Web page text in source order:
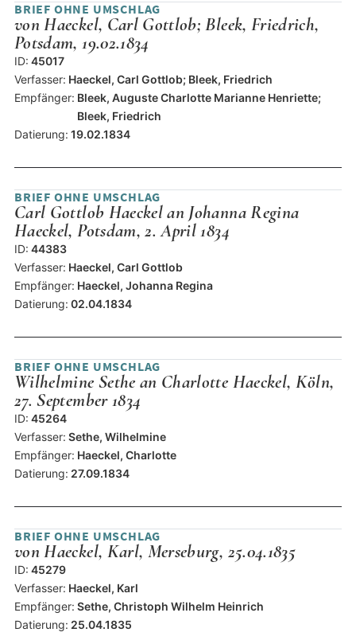
BRIEF OHNE UMSCHLAG
von Haeckel, Carl Gottlob; Bleek, Friedrich,
Potsdam, 19.02.1834
ID: 45017
Verfasser: Haeckel, Carl Gottlob; Bleek, Friedrich
Empfänger: Bleek, Auguste Charlotte Marianne Henriette;
Bleek, Friedrich
Datierung: 19.02.1834
BRIEF OHNE UMSCHLAG
Carl Gottlob Haeckel an Johanna Regina
Haeckel, Potsdam, 2. April 1834
ID: 44383
Verfasser: Haeckel, Carl Gottlob
Empfänger: Haeckel, Johanna Regina
Datierung: 02.04.1834
BRIEF OHNE UMSCHLAG
Wilhelmine Sethe an Charlotte Haeckel, Köln,
27. September 1834
ID: 45264
Verfasser: Sethe, Wilhelmine
Empfänger: Haeckel, Charlotte
Datierung: 27.09.1834
BRIEF OHNE UMSCHLAG
von Haeckel, Karl, Merseburg, 25.04.1835
ID: 45279
Verfasser: Haeckel, Karl
Empfänger: Sethe, Christoph Wilhelm Heinrich
Datierung: 25.04.1835